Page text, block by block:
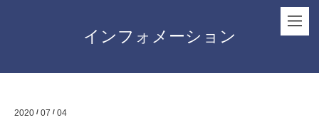
インフォメーション
2020 / 07 / 04